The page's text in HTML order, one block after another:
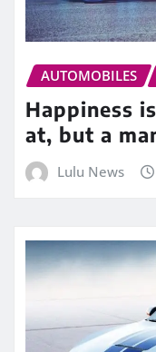
AUTOMOBILES
Happiness
at, but a
Lulu News